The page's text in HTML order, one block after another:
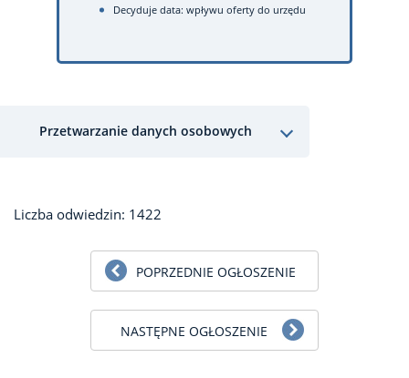
Decyduje data: wpływu oferty do urzędu
Przetwarzanie danych osobowych
Liczba odwiedzin: 1422
POPRZEDNIE OGŁOSZENIE
NASTĘPNE OGŁOSZENIE